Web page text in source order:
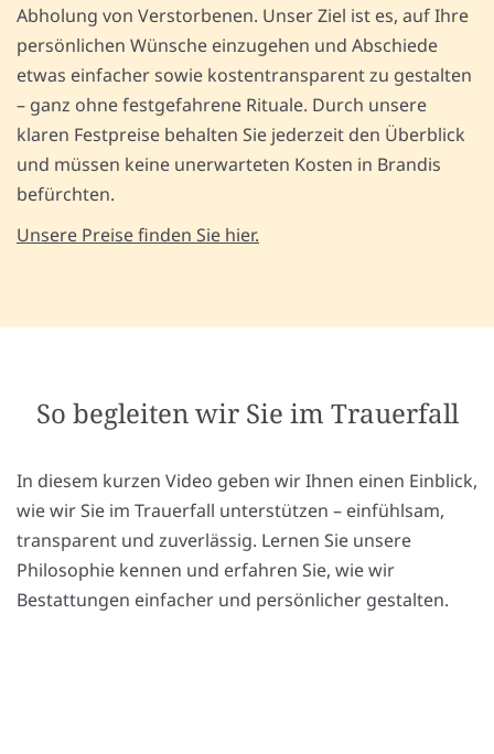
Abholung von Verstorbenen. Unser Ziel ist es, auf Ihre
persönlichen Wünsche einzugehen und Abschiede
etwas einfacher sowie kostentransparent zu gestalten
– ganz ohne festgefahrene Rituale. Durch unsere
klaren Festpreise behalten Sie jederzeit den Überblick
und müssen keine unerwarteten Kosten in Brandis
befürchten.
Unsere Preise finden Sie hier.
So begleiten wir Sie im Trauerfall
In diesem kurzen Video geben wir Ihnen einen Einblick,
wie wir Sie im Trauerfall unterstützen – einfühlsam,
transparent und zuverlässig. Lernen Sie unsere
Philosophie kennen und erfahren Sie, wie wir
Bestattungen einfacher und persönlicher gestalten.